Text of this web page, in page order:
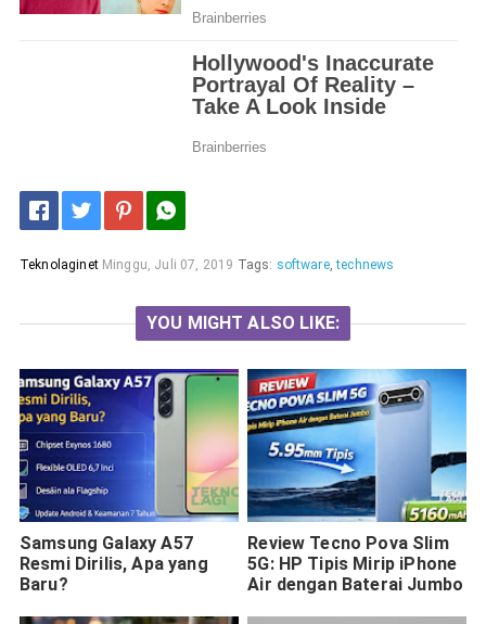
Teknolaginet Minggu, Juli 07, 2019 Tags: software,technews
YOU MIGHT ALSO LIKE:
Samsung Galaxy A57
Resmi Dirilis, Apa yang
Baru?
Review Tecno Pova Slim
5G: HP Tipis Mirip iPhone
Air dengan Baterai Jumbo